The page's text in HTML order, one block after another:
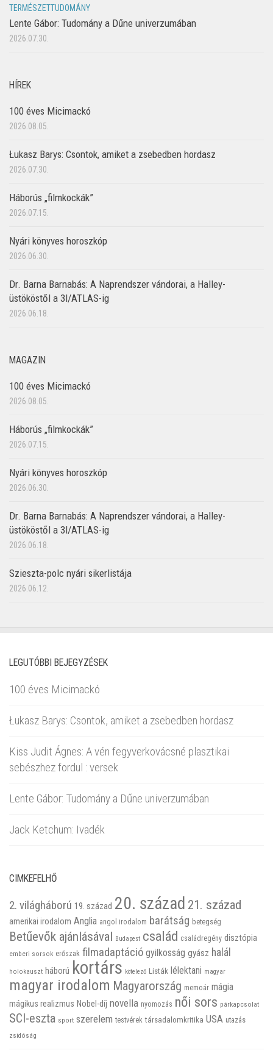
TERMÉSZETTUDOMÁNY
Lente Gábor: Tudomány a Dűne univerzumában
2026.07.30.
HÍREK
100 éves Micimackó
2026.08.05.
Łukasz Barys: Csontok, amiket a zsebedben hordasz
2026.07.30.
Háborús „filmkockák”
2026.07.15.
Nyári könyves horoszkóp
2026.06.30.
Dr. Barna Barnabás: A Naprendszer vándorai, a Halley-
üstököstől a 3I/ATLAS-ig
2026.06.18.
MAGAZIN
100 éves Micimackó
2026.08.05.
Háborús „filmkockák”
2026.07.15.
Nyári könyves horoszkóp
2026.06.30.
Dr. Barna Barnabás: A Naprendszer vándorai, a Halley-
üstököstől a 3I/ATLAS-ig
2026.06.18.
Szieszta-polc nyári sikerlistája
2026.06.12.
LEGUTÓBBI BEJEGYZÉSEK
100 éves Micimackó
Łukasz Barys: Csontok, amiket a zsebedben hordasz
Kiss Judit Ágnes: A vén fegyverkovácsné plasztikai
sebészhez fordul : versek
Lente Gábor: Tudomány a Dűne univerzumában
Jack Ketchum: Ivadék
CIMKEFELHŐ
2. világháború 19. század 20. század 21. század
amerikai irodalom Anglia angol irodalom barátság betegség
Betűevők ajánlásával Budapest család családregény disztópia
emberi sorsok erőszak filmadaptáció gyilkosság gyász halál
holokauszt háború kortárs kötelező Listák lélektani magyar
magyar irodalom Magyarország memoár mágia
mágikus realizmus Nobel-díj novella nyomozás női sors párkapcsolat
SCI-eszta sport szerelem testvérek társadalomkritika USA utazás
zsidóság